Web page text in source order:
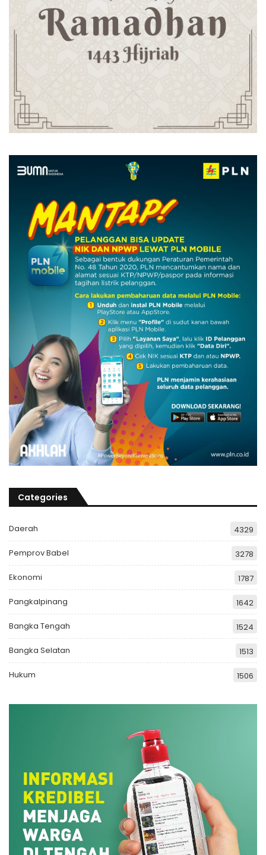
Categories
Daerah 4329
Pemprov Babel 3278
Ekonomi 1787
Pangkalpinang 1642
Bangka Tengah 1524
Bangka Selatan 1513
Hukum 1506